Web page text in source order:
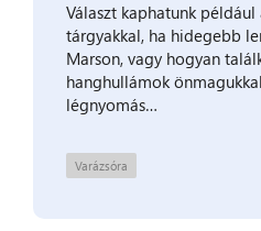
Választ kaphatunk
tárgyakkal, ha hidegebb
Marson, vagy hogyan
hanghullámok
légnyomás…
Varázsóra